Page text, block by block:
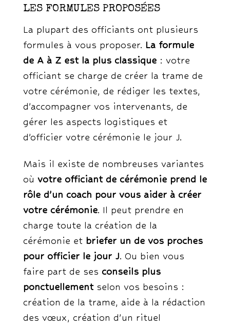
LES FORMULES PROPOSÉES
La plupart des officiants ont plusieurs
formules à vous proposer. La formule
de A à Z est la plus classique: votre
officiant se charge de créer la trame de
votre cérémonie, de rédiger les textes,
d’accompagner vos intervenants, de
gérer les aspects logistiques et
d’officier votre cérémonie le jour J.
Mais il existe de nombreuses variantes
où votre officiant de cérémonie prend le
rôle d’un coach pour vous aider à créer
votre cérémonie. Il peut prendre en
charge toute la création de la
cérémonie et briefer un de vos proches
pour officier le jour J. Ou bien vous
faire part de ses conseils plus
ponctuellementselon vos besoins :
création de la trame, aide à la rédaction
des vœux, création d’un rituel